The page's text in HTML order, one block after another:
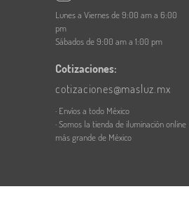
Lunes a Viernes de 9:00 am a 6:00
pm
Sábados de 9:00 am a 1:00 pm
Cotizaciones:
cotizaciones@masluz.mx
· Envíos a todo México
· Somos la tienda de iluminación online
más grande de México